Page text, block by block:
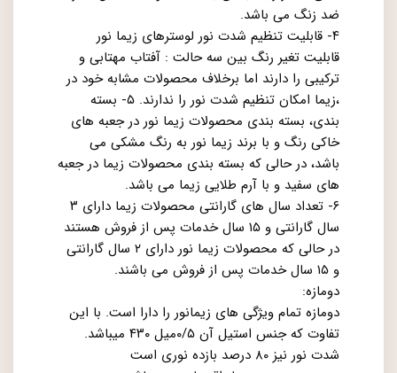
ضد زنگ می باشد.
۴- قابلیت تنظیم شدت نور لوسترهای زیما نور
قابلیت تغیر رنگ بین سه حالت : آفتاب مهتابی و
ترکیبی را دارند اما برخلاف محصولات مشابه خود در
،زیما امکان تنظیم شدت نور را ندارند. ۵- بسته
بندی، بسته بندی محصولات زیما نور در جعبه های
خاکی رنگ و با برند زیما نور به رنگ مشکی می
باشد، در حالی که بسته بندی محصولات زیما در جعبه
های سفید و با آرم طلایی زیما می باشد.
۶- تعداد سال های گارانتی محصولات زیما دارای ۳
سال گارانتی و ۱۵ سال خدمات پس از فروش هستند
در حالی که محصولات زیما نور دارای ۲ سال گارانتی
و ۱۵ سال خدمات پس از فروش می باشند.
دومازه:
دومازه تمام ویژگی های زیمانور را دارا است. با این
تفاوت که جنس استیل آن ۰/۵میل ۴۳۰ میباشد.
شدت نور نیز ۸۰ درصد بازده نوری است